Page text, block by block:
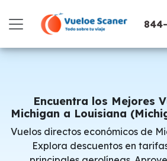
Encuentra los Mejores
Michigan a Louisiana
Vuelos directos económicos de
Explora descuentos en